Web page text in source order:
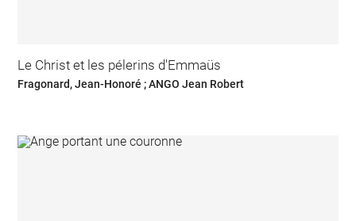
Le Christ et les pélerins d'Emmaüs
Fragonard, Jean-Honoré ; ANGO Jean Robert